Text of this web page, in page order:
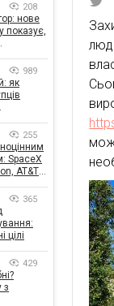
208
нове
показує,
989
як
255
SpaceX
AT&T і
365
цілі
429
з